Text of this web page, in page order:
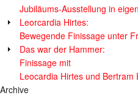
Jubiläums-Ausstellung in
Leorcardia Hirtes:
Bewegende Finissage unter
Das war der Hammer:
Finissage mit
Leocardia Hirtes und Bertram
Archive